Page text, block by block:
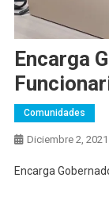
Encarga
Comunidades
Diciembre 2, 2021
Encarga